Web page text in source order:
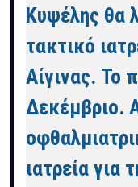
Κυψέλης θα
τακτικό
Αίγινας. Το
Δεκέμβριο.
ιατρεία για